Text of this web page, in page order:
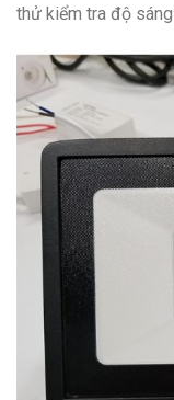
thử kiểm tra độ